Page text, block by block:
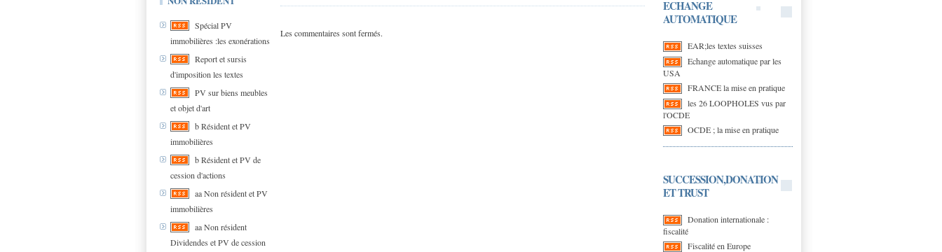
Spécial PV
immobilières :les exonérations
Report et sursis
d'imposition les textes
PV sur biens meubles
et objet d'art
b Résident et PV
immobilières
b Résident et PV de
cession d'actions
aa Non résident et PV
immobilières
aa Non résident
Dividendes et PV de cession
ECHANGE
AUTOMATIQUE
EAR;les textes suisses
Echange automatique par les
USA
FRANCE la mise en pratique
les 26 LOOPHOLES vus par
l'OCDE
OCDE ; la mise en pratique
SUCCESSION,DONATION
ET TRUST
Donation internationale :
fiscalité
Fiscalité en Europe
Les commentaires sont fermés.